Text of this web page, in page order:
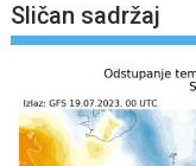
Sličan sadržaj